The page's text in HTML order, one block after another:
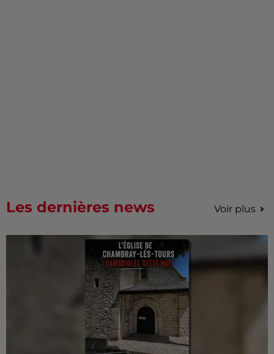
Les dernières news Voir plus